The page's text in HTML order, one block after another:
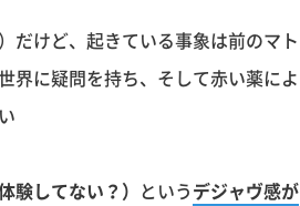
だけど、起きている事象は前のマト
界に疑問を持ち、そして赤い薬によ
験してない？） というデジャヴ感が